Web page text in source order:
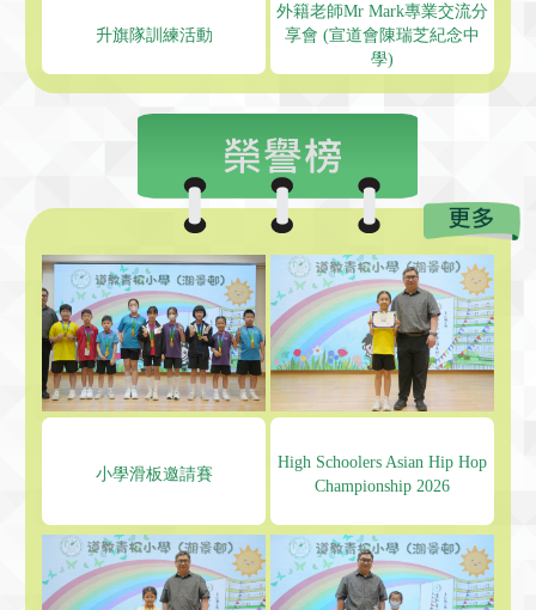
升旗隊訓練活動
外籍老師Mr Mark專業交流分
享會 (宣道會陳瑞芝紀念中
學)
小學滑板邀請賽
High Schoolers Asian Hip Hop
Championship 2026